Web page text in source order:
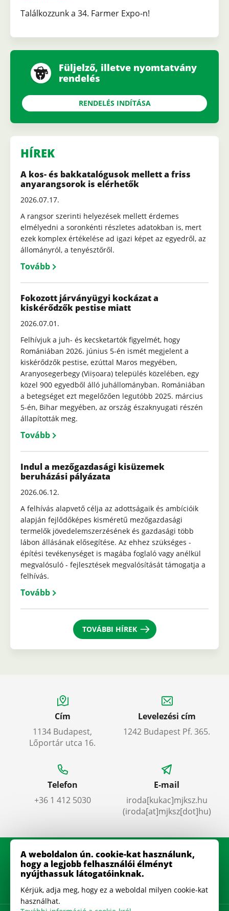
Találkozzunk a 34. Farmer Expo-n!
Füljelző, illetve nyomtatvány
rendelés
RENDELÉS INDÍTÁSA
HÍREK
A kos- és bakkatalógusok mellett a friss
anyarangsorok is elérhetők
2026.07.17.
A rangsor szerinti helyezések mellett érdemes
elmélyedni a soronkénti részletes adatokban is, mert
ezek komplex értékelése ad igazi képet az egyedről, az
állományról, a tenyésztőről.
Tovább
Fokozott járványügyi kockázat a
kiskérődzők pestise miatt
2026.07.01.
Felhívjuk a juh- és kecsketartók figyelmét, hogy
Romániában 2026. június 5-én ismét megjelent a
kiskérődzők pestise, ezúttal Maros megyében,
Aranyosegerbegy (Viișoara) település közelében, egy
közel 900 egyedből álló juhállományban. Romániában
a betegséget ezt megelőzően legutóbb 2025. március
5-én, Bihar megyében, az ország északnyugati részén
állapították meg.
Tovább
Indul a mezőgazdasági kisüzemek
beruházási pályázata
2026.06.12.
A felhívás alapvető célja az adottságaik és ambícióik
alapján fejlődőképes kisméretű mezőgazdasági
termelők jövedelemszerzésének és gazdasági több
lábon állásának elősegítése. Az ehhez szükséges -
építési tevékenységet is magába foglaló vagy anélkül
megvalósuló - fejlesztések megvalósítását támogatja a
felhívás.
Tovább
TOVÁBBI HÍREK
Cím
1134 Budapest,
Lőportár utca 16.
Levelezési cím
1242 Budapest Pf. 365.
Telefon
+36 1 412 5030
E-mail
iroda[kukac]mjksz.hu
(iroda[at]mjksz[dot]hu)
A weboldalon ún. cookie-kat használunk,
hogy a legjobb felhasználói élményt
nyújthassuk látogatóinknak.
Kérjük, adja meg, hogy ez a weboldal milyen cookie-kat
használhat.